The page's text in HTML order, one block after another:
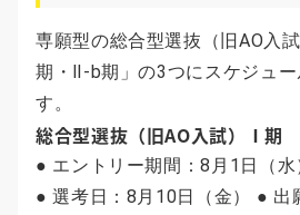
専願型の総合型選抜（旧AO入
期・Ⅱ-b期」の3つにスケジュー
す。
総合型選抜（旧AO入試）Ⅰ期
● エントリー期間：8月1日（水
● 選考日：8月10日（金） ● 出